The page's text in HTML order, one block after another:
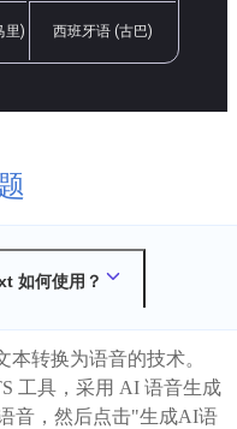
里) 西班牙语 (古巴)
如何使用？
转换为语音的技术。
工具，采用 AI 语音生成
音，然后点击"生成AI语